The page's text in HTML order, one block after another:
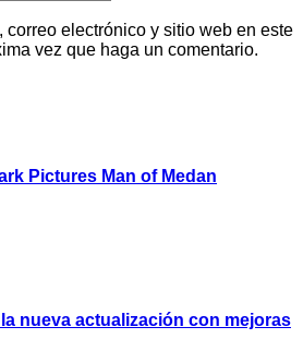
correo electrónico y sitio web en este
vez que haga un comentario.
Pictures Man of Medan
nueva actualización con mejoras